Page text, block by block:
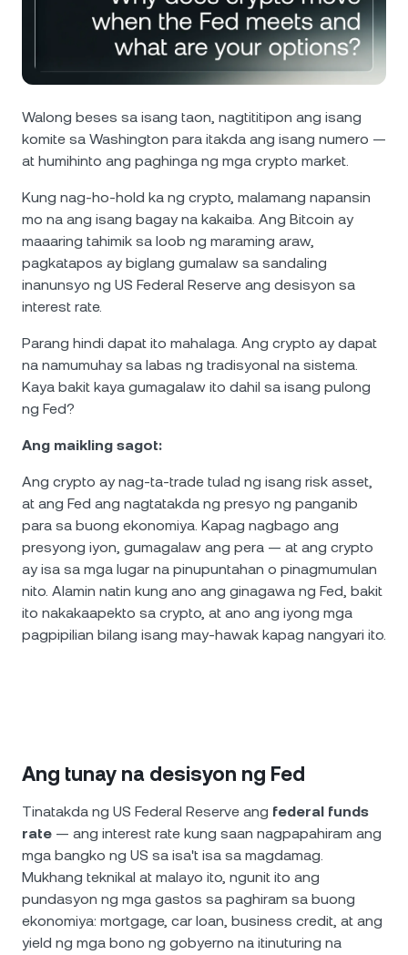
Nexo Card
Pribadong Kliyente
Loyalty Program
NEXO Token NEXO 0.53%
USDT 0.02%
USD Coin USDC
XRP XRP 1.94%
Solana SOL
I-browse ang lahat ng asset
Balita at Mga Insight
Help Center
Walong beses sa isang taon, nagtititipon ang isang
komite sa Washington para itakda ang isang numero —
at humihinto ang paghinga ng mga crypto market.
Kung nag-ho-hold ka ng crypto, malamang napansin
mo na ang isang bagay na kakaiba. Ang Bitcoin ay
maaaring tahimik sa loob ng maraming araw,
pagkatapos ay biglang gumalaw sa sandaling
inanunsyo ng US Federal Reserve ang desisyon sa
interest rate.
Parang hindi dapat ito mahalaga. Ang crypto ay dapat
na namumuhay sa labas ng tradisyonal na sistema.
Kaya bakit kaya gumagalaw ito dahil sa isang pulong
ng Fed?
Ang maikling sagot:
Ang crypto ay nag-ta-trade tulad ng isang risk asset,
at ang Fed ang nagtatakda ng presyo ng panganib
para sa buong ekonomiya. Kapag nagbago ang
presyong iyon, gumagalaw ang pera — at ang crypto
ay isa sa mga lugar na pinupuntahan o pinagmumulan
nito. Alamin natin kung ano ang ginagawa ng Fed, bakit
ito nakakaapekto sa crypto, at ano ang iyong mga
pagpipilian bilang isang may-hawak kapag nangyari ito.
Ang tunay na desisyon ng Fed
Tinatakda ng US Federal Reserve ang federal funds
rate — ang interest rate kung saan nagpapahiram ang
mga bangko ng US sa isa't isa sa magdamag.
Mukhang teknikal at malayo ito, ngunit ito ang
pundasyon ng mga gastos sa paghiram sa buong
ekonomiya: mortgage, car loan, business credit, at ang
yield ng mga bono ng gobyerno na itinuturing na